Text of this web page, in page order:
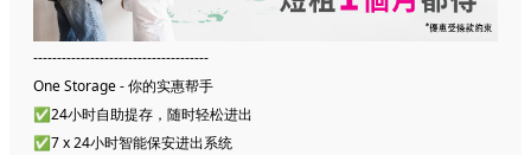
-------------------------------------
One Storage - 你的实惠帮手
✅24小时自助提存，随时轻松进出
✅7 x 24小时智能保安进出系统